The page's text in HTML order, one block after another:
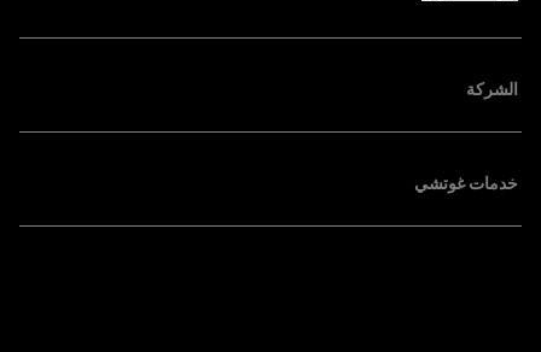
الشركة
خدمات غوتشي